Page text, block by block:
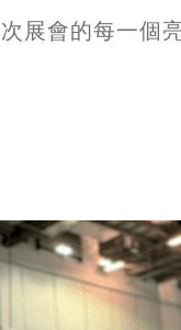
展會的每一個亮